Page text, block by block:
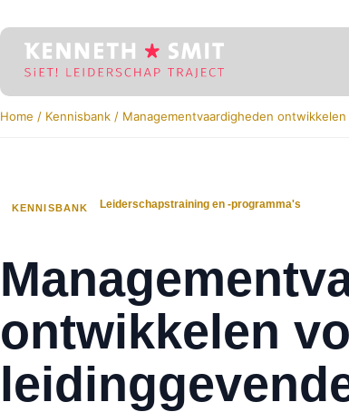
Home / Kennisbank / Managementvaardigheden
KENNISBANK Leiderschapstraining en -programma's
ontwikkelen